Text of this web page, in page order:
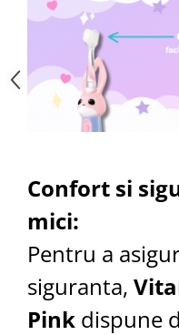
Confort si
mici:
Pentru a
siguranta,
Pink dispune